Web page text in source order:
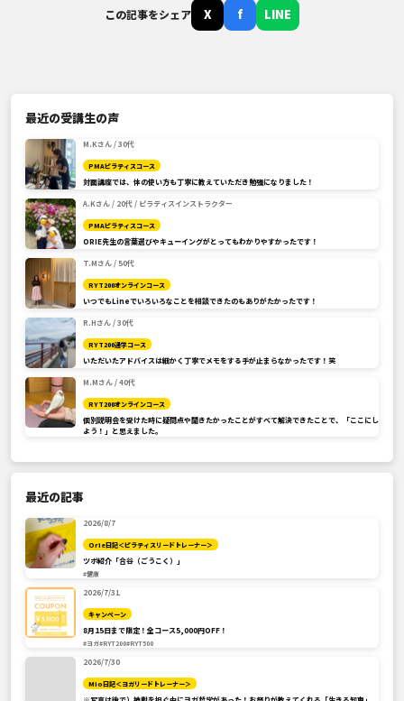
この記事をシェア X f LINE
最近の受講生の声
M.Kさん / 30代
PMAピラティスコース
対面講座では、体の使い方も丁寧に教えていただき勉強になりました！
A.Kさん / 20代 / ピラティスインストラクター
PMAピラティスコース
ORIE先生の言葉選びやキューイングがとってもわかりやすかったです！
T.Mさん / 50代
RYT200オンラインコース
いつでもLineでいろいろなことを相談できたのもありがたかったです！
R.Hさん / 30代
RYT200通学コース
いただいたアドバイスは細かく丁寧でメモをする手が止まらなかったです！笑
M.Mさん / 40代
RYT200オンラインコース
個別説明会を受けた時に疑問点や聞きたかったことがすべて解決できたことで、「ここにし
よう！」と思えました。
最近の記事
2026/8/7
Orie日記＜ピラティスリードトレーナー＞
ツボ紹介「合谷（ごうこく）」
#健康
2026/7/31
キャンペーン
8月15日まで限定！全コース5,000円OFF！
#ヨガ#RYT200#RYT500
2026/7/30
Mio日記＜ヨガリードトレーナー＞